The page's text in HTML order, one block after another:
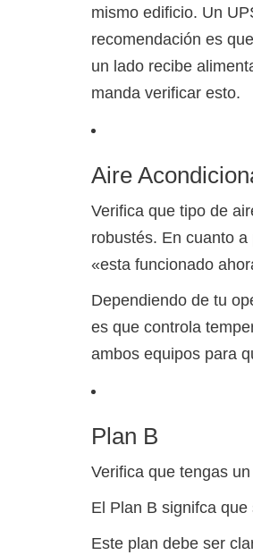
mismo edificio. Un
recomendación es
un lado recibe
manda verificar esto.
Aire
Verifica que tipo de
robustés. En cuanto
«esta funcionado
Dependiendo de tu
es que controla
ambos equipos para
Plan B
Verifica que tengas
El Plan B signifca
Este plan debe ser